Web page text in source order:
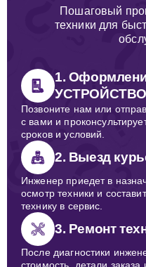
Пошаговый
техники для
1.
УСТРОЙСТВО
Позвоните нам или
с вами и
сроков и условий.
2. Выезд
Инженер приедет в
осмотр техники и
технику в сервис.
3. Ремонт
После диагностики